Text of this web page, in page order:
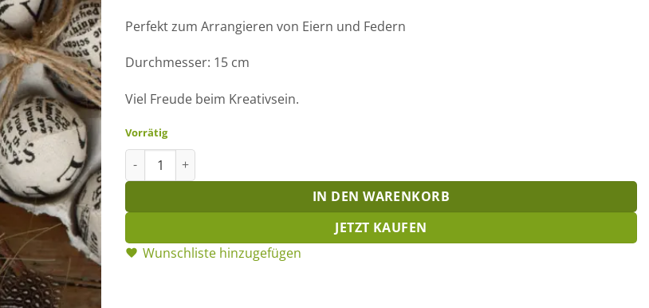
Perfekt zum Arrangieren von Eiern und Federn
Durchmesser: 15 cm
Viel Freude beim Kreativsein.
Vorrätig
Naturnest klein Menge
IN DEN WARENKORB
JETZT KAUFEN
Wunschliste hinzugefügen